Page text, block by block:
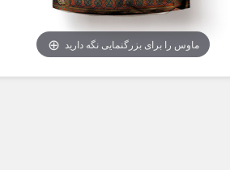
ماوس را برای بزرگنمایی نگه دارید